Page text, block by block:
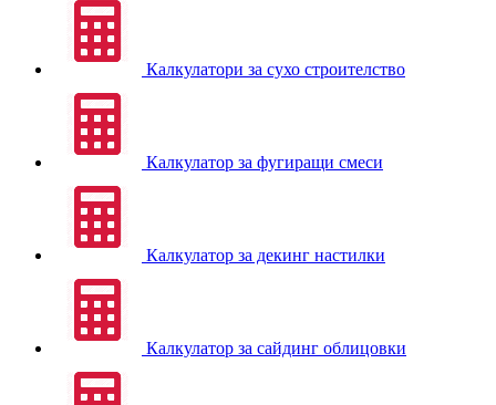
Калкулатори за сухо строителство
Калкулатор за фугиращи смеси
Калкулатор за декинг настилки
Калкулатор за сайдинг облицовки